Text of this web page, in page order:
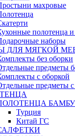
махровые
полотенца
наборы
ДЛЯ МЯГКОЙ
без оборки
предметы
с оборкой
предметы с
Турция
Китай ГС